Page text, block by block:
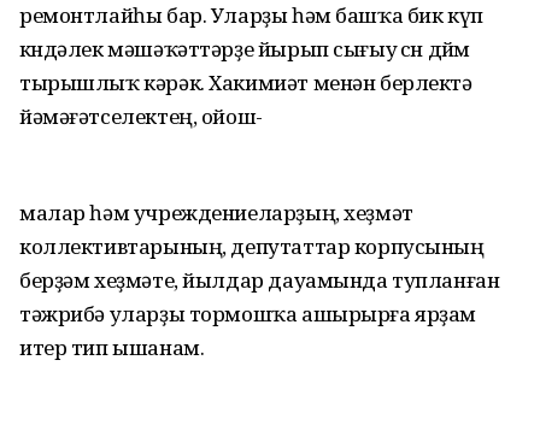
ремонтлайһы бар. Уларҙы һәм башҡа бик күп
көндәлек мәшәҡәттәрҙе йырып сығыу өсөн дөйөм
тырышлыҡ кәрәк. Хакимиәт менән берлектә
йәмәғәтселектең, ойош-
малар һәм учреждениеларҙың, хеҙмәт
коллективтарының, депутаттар корпусының
берҙәм хеҙмәте, йылдар дауамында тупланған
тәжрибә уларҙы тормошҡа ашырырға ярҙам
итер тип ышанам.